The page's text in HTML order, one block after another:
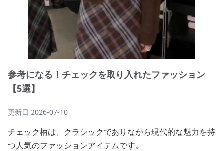
参考になる！チェックを取り入れたファッション
【5選】
更新日 2026-07-10
チェック柄は、クラシックでありながら現代的な魅力を持
つ人気のファッションアイテムです。